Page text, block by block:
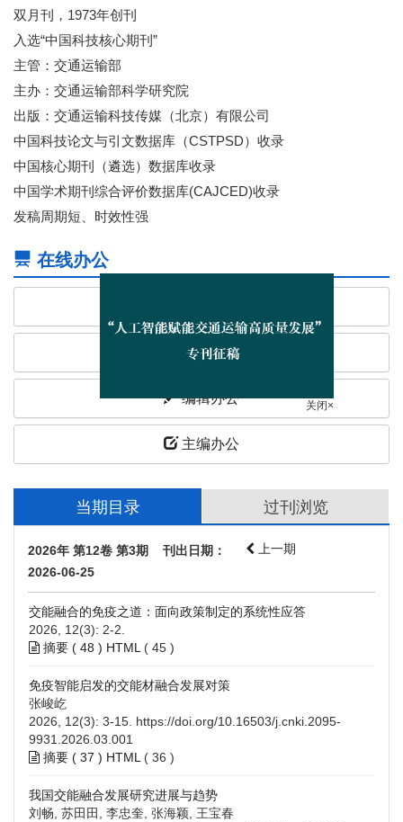
关闭×
双月刊，1973年创刊
入选“中国科技核心期刊”
主管：交通运输部
主办：交通运输部科学研究院
出版：交通运输科技传媒（北京）有限公司
中国科技论文与引文数据库（CSTPSD）收录
中国核心期刊（遴选）数据库收录
中国学术期刊综合评价数据库(CAJCED)收录
发稿周期短、时效性强
在线办公
专家审稿
编辑办公
主编办公
当期目录 过刊浏览
2026年 第12卷 第3期 刊出日期：
2026-06-25
上一期
交能融合的免疫之道：面向政策制定的系统性应答
2026, 12(3): 2-2.
摘要 ( 48 ) HTML ( 45 )
免疫智能启发的交能材融合发展对策
张峻屹
2026, 12(3): 3-15. https://doi.org/10.16503/j.cnki.2095-
9931.2026.03.001
摘要 ( 37 ) HTML ( 36 )
我国交能融合发展研究进展与趋势
刘畅, 苏田田, 李忠奎, 张海颖, 王宝春